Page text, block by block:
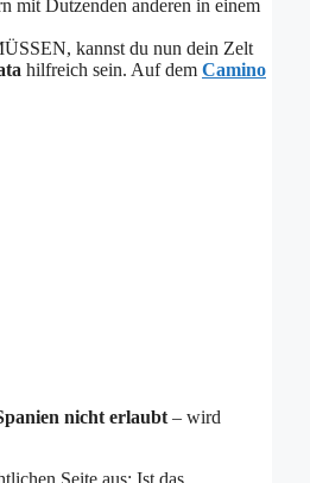
mit Dutzenden anderen in einem
kannst du nun dein Zelt
hilfreich sein. Auf dem Camino
nicht erlaubt – wird
Seite aus: Ist das